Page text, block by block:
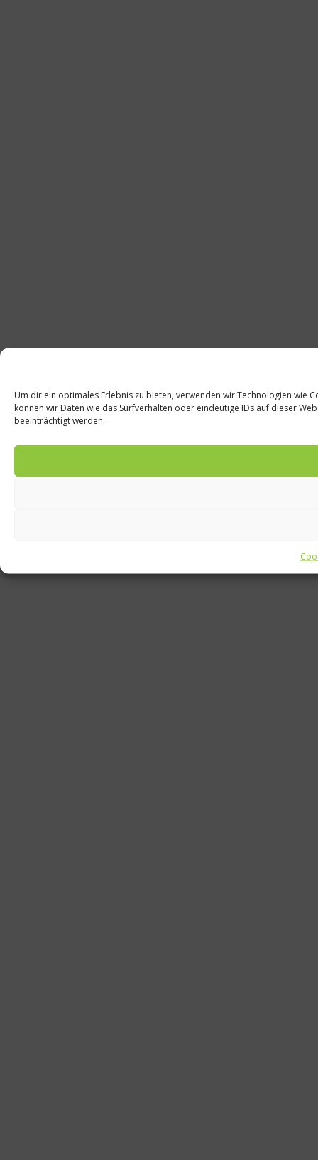
Um dir ein optimales Erlebnis zu bieten, verwenden wir Technologien wie
können wir Daten wie das Surfverhalten oder eindeutige IDs auf dieser
beeinträchtigt werden.